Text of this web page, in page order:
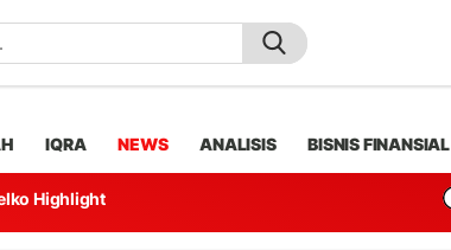
IQRA NEWS ANALISIS BISNIS FINANSIAL
Highlight